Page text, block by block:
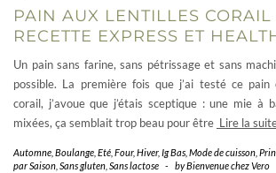
PAIN AUX LENTILLES CORAIL
RECETTE EXPRESS ET
Un pain sans farine, sans pétrissage et sans
possible. La première fois que j’ai testé ce pain
corail, j’avoue que j’étais sceptique : une mie à
mixées, ça semblait trop beau pour être Lire la
Automne Boulange Eté Four, Hiver, Ig Bas Mode de cuisson
par Saison Sans gluten Sans lactose - byBienvenue chez Vero